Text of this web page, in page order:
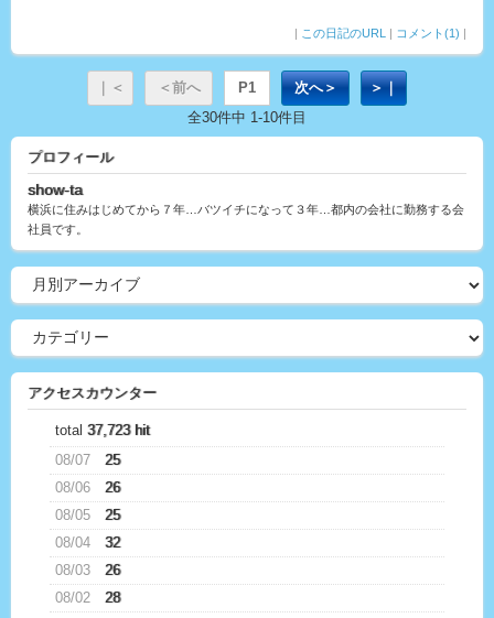
| この日記のURL | コメント(1) |
｜＜ ＜前へ P1 次へ＞
＞｜
全30件中 1-10件目
プロフィール
show-ta
横浜に住みはじめてから７年…バツイチになって３年…都内の会社に勤務する会
社員です。
アクセスカウンター
total 37,723 hit
08/07
25
08/06
26
08/05
25
08/04
32
08/03
26
08/02
28